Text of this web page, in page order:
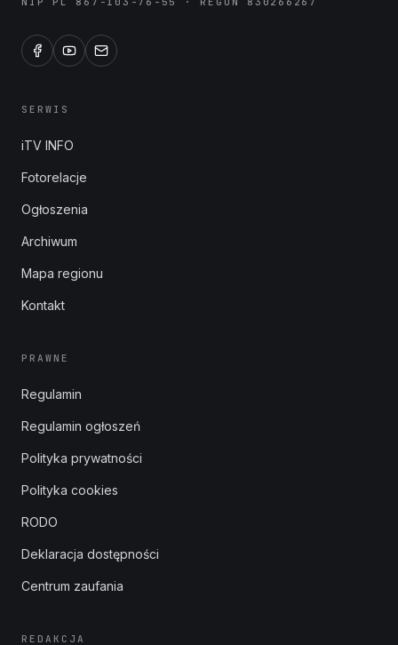
SERWIS
iTV INFO
Fotorelacje
Ogłoszenia
Archiwum
Mapa regionu
Kontakt
PRAWNE
Regulamin
Regulamin ogłoszeń
Polityka prywatności
Polityka cookies
RODO
Deklaracja dostępności
Centrum zaufania
REDAKCJA